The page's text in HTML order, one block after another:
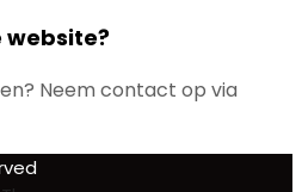
website?
Neem contact op via